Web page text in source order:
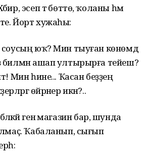
эсеп тә бөттө, ҡоланы һәм
Йорт хужаһы:
юҡ? Мин тыуған көнөмдә
билмән ашап ултырырға тейеш?
Мин һине... Ҡасан беҙҙең
өйрәнер икән?..
бәләкәй генә магазин бар, шунда
Ҡабаланып, сығып